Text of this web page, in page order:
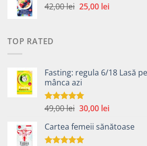
fost:
30,00 lei.
42,00lei Prețul
25,00 leiPrețul
TOP RATED
Fasting: regula 6/18 Lasă
mânca azi
Evaluat la
49,00lei Prețul
a
fost:
30,00 leiPrețul
este:
Cartea femeii sănătoase